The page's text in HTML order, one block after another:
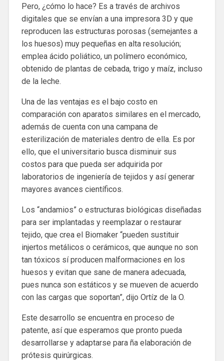
Pero, ¿cómo lo hace? Es a través de archivos
digitales que se envían a una impresora 3D y que
reproducen las estructuras porosas (semejantes a
los huesos) muy pequeñas en alta resolución;
emplea ácido poliático, un polímero económico,
obtenido de plantas de cebada, trigo y maíz, incluso
de la leche.
Una de las ventajas es el bajo costo en
comparación con aparatos similares en el mercado,
además de cuenta con una campana de
esterilización de materiales dentro de ella. Es por
ello, que el universitario busca disminuir sus
costos para que pueda ser adquirida por
laboratorios de ingeniería de tejidos y así generar
mayores avances científicos.
Los “andamios” o estructuras biológicas diseñadas
para ser implantadas y reemplazar o restaurar
tejido, que crea el Biomaker “pueden sustituir
injertos metálicos o cerámicos, que aunque no son
tan tóxicos sí producen malformaciones en los
huesos y evitan que sane de manera adecuada,
pues nunca son estáticos y se mueven de acuerdo
con las cargas que soportan”, dijo Ortíz de la O.
Este desarrollo se encuentra en proceso de
patente, así que esperamos que pronto pueda
desarrollarse y adaptarse para ña elaboración de
prótesis quirúrgicas.